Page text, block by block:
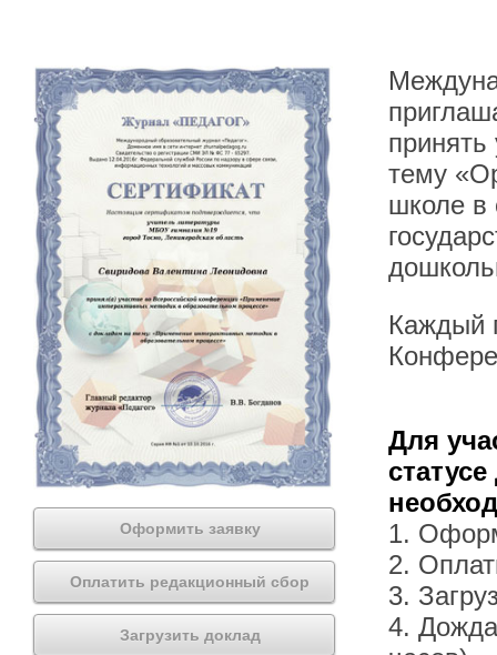
Оформить заявку
Оплатить редакционный сбор
Загрузить доклад
тему
школе в
Каждый
Для
1.
2.
3.
4.